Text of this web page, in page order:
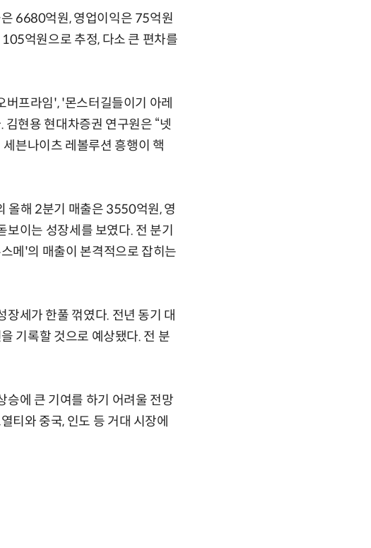
6680억원, 영업이익은 75억원
억원으로 추정, 다소 큰 편차를
프라임', '몬스터길들이기 아레
현용 현대차증권 연구원은 “넷
븐나이츠 레볼루션 흥행이 핵
올해 2분기 매출은 3550억원, 영
이는 성장세를 보였다. 전 분기
메'의 매출이 본격적으로 잡히는
세가 한풀 꺾였다. 전년 동기 대
기록할 것으로 예상됐다. 전 분
에 큰 기여를 하기 어려울 전망
티와 중국, 인도 등 거대 시장에